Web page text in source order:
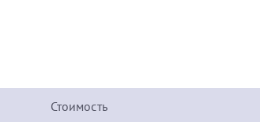
Стоимость